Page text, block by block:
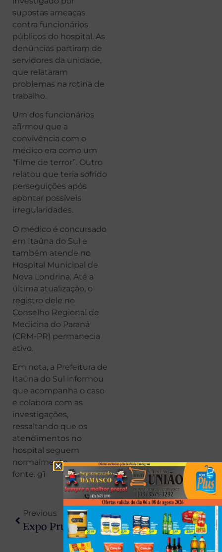
supostas ameaças
contra funcionários
públicos do hospital. As
denúncias partiram de
servidores da unidade,
que relataram
problemas na rotina de
trabalho.
Um dos funcionários
afirmou que a
convivência com o
médico era como um
“filme de terror”. Outro
relatou que teria sofrido
perseguições após
apontar possíveis
irregularidades.
O médico é concursado
em Itaúna do Sul e
também atende no
Hospital Municipal de
Nova Londrina. Até a
última atualização, o
registro dele no
Conselho Regional de
Medicina do Paraná
(CRM-PR) permanecia
ativo.
Em nota, a Prefeitura de
Itaúna do Sul informou
que acompanha o caso
e colabora com as
investigações,
ressaltando que os
atendimentos no
hospital seguem
normalmente.
fonte: g1
Previous
Expo Prudente 2026 Anuncia 5 Dias De Festa Com Grandes Nomes Da Música Sertaneja
Next
Homem Com Mandado De Prisão Em Aberto É Preso Durante Abordagem Da PM Em Atalaia